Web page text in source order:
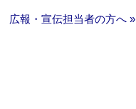
広報・宣伝担当者の方へ »